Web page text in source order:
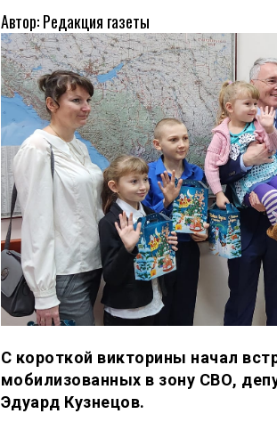
Автор: Редакция газеты
С короткой викторины начал
мобилизованных в зону СВО,
Эдуард Кузнецов.